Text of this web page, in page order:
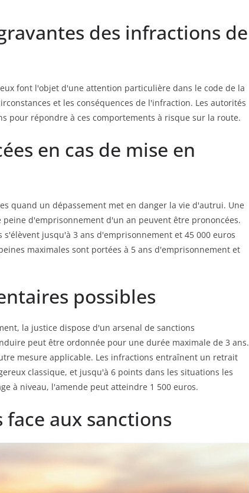
des infractions de
font l'objet d'une attention particulière dans le code de la
et les conséquences de l'infraction. Les autorités
pour répondre à ces comportements à risque sur la route.
en cas de mise en
quand un dépassement met en danger la vie d'autrui. Une
d'emprisonnement d'un an peuvent être prononcées.
jusqu'à 3 ans d'emprisonnement et 45 000 euros
maximales sont portées à 5 ans d'emprisonnement et
possibles
la justice dispose d'un arsenal de sanctions
peut être ordonnée pour une durée maximale de 3 ans.
mesure applicable. Les infractions entraînent un retrait
classique, et jusqu'à 6 points dans les situations les
à niveau, l'amende peut atteindre 1 500 euros.
face aux sanctions